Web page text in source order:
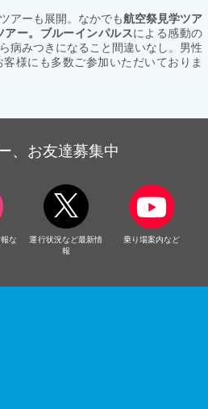
アーも展開。なかでも航空祭見学ツア
ー。ブルーインパルスによる感動の
病みつきになること間違いなし。男性
様にも多数ご参加いただいておりま
、お友達募集中
な
運行状況など最新情
報
乗り場案内など